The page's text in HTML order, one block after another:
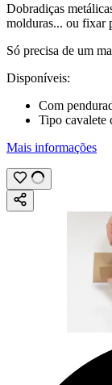
Dobradiças
molduras... ou fixar
Só precisa de um
Disponíveis:
Com
Tipo cavalete
Mais informações